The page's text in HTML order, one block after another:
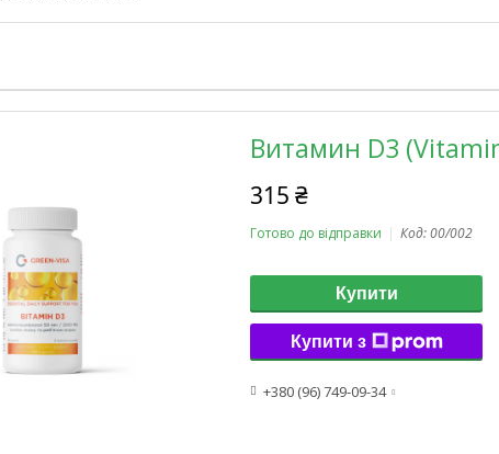
Витамин D3
315 ₴
Готово до відправки Код:00/002
Купити
Купити з
+380 (96) 749-09-34